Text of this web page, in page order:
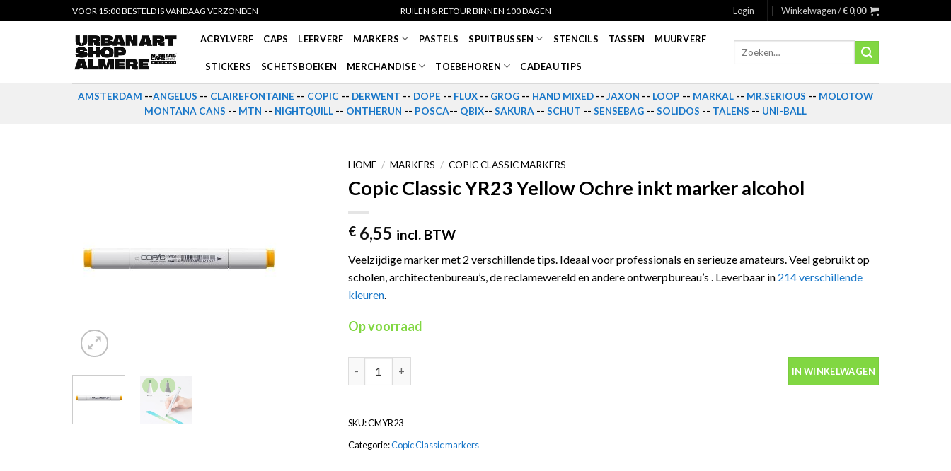
to
VOOR 15:00 BESTELD IS VANDAAG VERZONDEN RUILEN & RETOUR BINNEN 100 DAGEN Login Winkelwagen /€0,00
ACRYLVERF CAPS LEERVERF MARKERS PASTELS SPUITBUSSEN STENCILS TASSEN MUURVERF
STICKERS SCHETSBOEKEN MERCHANDISE TOEBEHOREN CADEAU TIPS
Zoeken
AMSTERDAM --ANGELUS -- CLAIREFONTAINE -- COPIC -- DERWENT -- DOPE -- FLUX -- GROG -- HAND MIXED -- JAXON -- LOOP -- MARKAL -- MR.SERIOUS -- MOLOTOW
MONTANA CANS -- MTN -- NIGHTQUILL -- ONTHERUN -- POSCA-- QBIX-- SAKURA -- SCHUT -- SENSEBAG -- SOLIDOS -- TALENS -- UNI-BALL
HOME / MARKERS / COPIC CLASSIC MARKERS
Copic Classic YR23 Yellow Ochre inkt marker alcohol
€ 6,55 incl. BTW
Veelzijdige marker met 2 verschillende tips. Ideaal voor professionals en serieuze amateurs. Veel gebruikt op
scholen, architectenbureau’s, de reclamewereld en andere ontwerpbureau’s . Leverbaar in 214 verschillende
kleuren
Op voorraad
IN WINKELWAGEN
SKU:CMYR23
Categorie:Copic Classic markers